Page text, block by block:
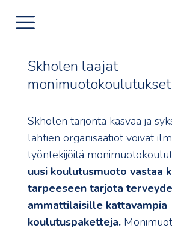
Skholen laajat
monimuotokoulutukset
Skholen tarjonta kasvaa ja
lähtien organisaatiot voivat
työntekijöitä
uusi koulutusmuoto vastaa
tarpeeseen tarjota
ammattilaisille kattavampia
koulutuspaketteja.